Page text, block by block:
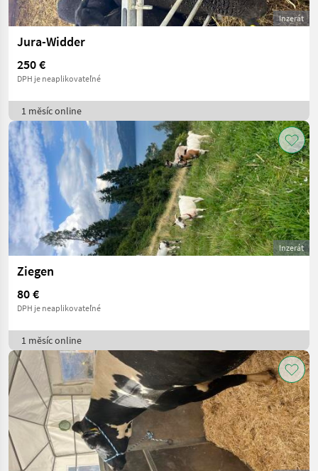
Inzerát
Jura-Widder
250 €
DPH je neaplikovateľné
1 měsíc online
Inzerát
Ziegen
80 €
DPH je neaplikovateľné
1 měsíc online